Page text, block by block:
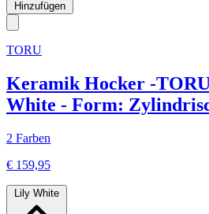
Hinzufügen
TORU
Keramik Hocker -
White - Form:
2 Farben
€ 159,95
Lily White